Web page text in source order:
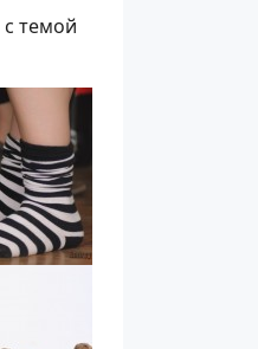
темой